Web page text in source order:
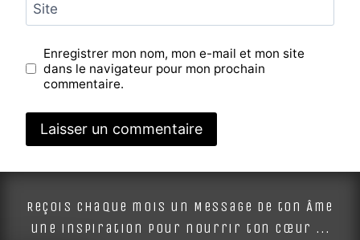
Site
Enregistrer mon nom, mon e-mail et mon site
dans le navigateur pour mon prochain
commentaire.
Alternative:
Reçois chaque mois un Message de ton Âme
une inspiration pour nourrir ton cœur ...